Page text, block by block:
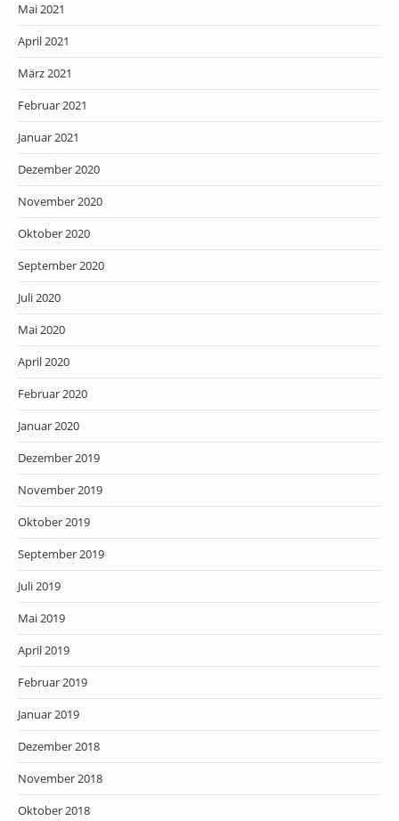
Mai 2021
April 2021
März 2021
Februar 2021
Januar 2021
Dezember 2020
November 2020
Oktober 2020
September 2020
Juli 2020
Mai 2020
April 2020
Februar 2020
Januar 2020
Dezember 2019
November 2019
Oktober 2019
September 2019
Juli 2019
Mai 2019
April 2019
Februar 2019
Januar 2019
Dezember 2018
November 2018
Oktober 2018